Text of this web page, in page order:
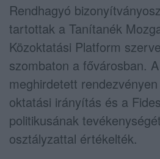
Rendhagyó
tartottak a Tanítanék
Közoktatási Platform
szombaton a fővárosban.
meghirdetett
oktatási irányítás és a
politikusának
osztályzattal értékelték.